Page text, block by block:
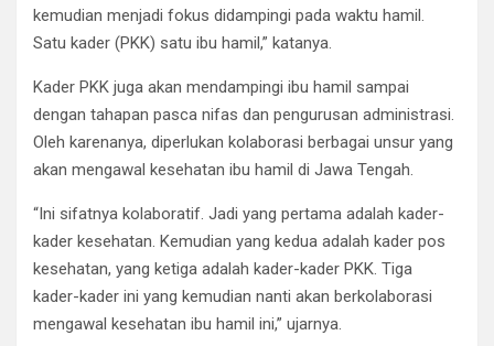
kemudian menjadi fokus didampingi pada waktu hamil.
Satu kader (PKK) satu ibu hamil,” katanya.
Kader PKK juga akan mendampingi ibu hamil sampai
dengan tahapan pasca nifas dan pengurusan administrasi.
Oleh karenanya, diperlukan kolaborasi berbagai unsur yang
akan mengawal kesehatan ibu hamil di Jawa Tengah.
“Ini sifatnya kolaboratif. Jadi yang pertama adalah kader-
kader kesehatan. Kemudian yang kedua adalah kader pos
kesehatan, yang ketiga adalah kader-kader PKK. Tiga
kader-kader ini yang kemudian nanti akan berkolaborasi
mengawal kesehatan ibu hamil ini,” ujarnya.